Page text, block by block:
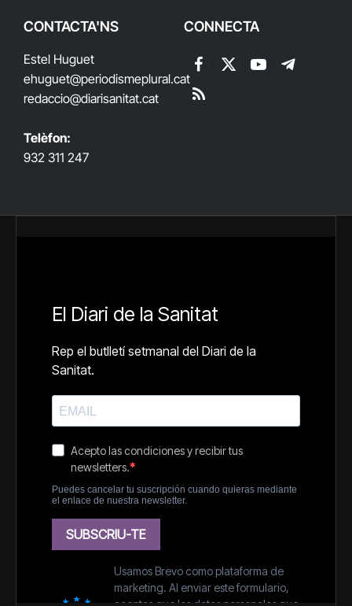
CONTACTA'NS
Estel Huguet
ehuguet@periodismeplural.cat
redaccio@diarisanitat.cat
Telèfon:
932 311 247
CONNECTA
Facebook
X
YouTubeTelegram
RSS